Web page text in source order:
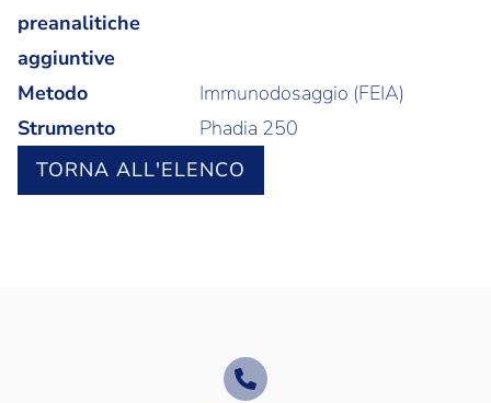
preanalitiche
aggiuntive
Metodo
Immunodosaggio (FEIA)
Strumento
Phadia 250
TORNA ALL'ELENCO